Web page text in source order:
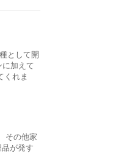
として開
加えて
くれま
その他家
が発す